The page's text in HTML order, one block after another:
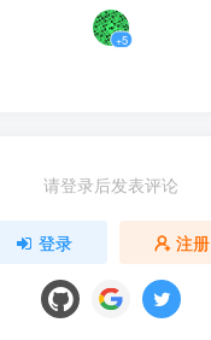
+5
请登录后发表评论
登录 注册